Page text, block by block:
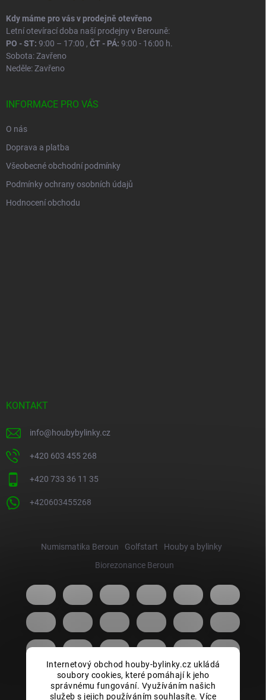
Internetový obchod houby-bylinky.cz ukládá
soubory cookies, které pomáhají k jeho
správnému fungování. Využíváním našich
služeb s jejich používáním souhlasíte. Více
Kdy máme pro vás v prodejně otevřeno
Letní otevírací doba naší prodejny v Berouně:
PO - ST: 9:00 – 17:00 , ČT - PÁ: 9:00 - 16:00 h.
Sobota: Zavřeno
Neděle: Zavřeno
INFORMACE PRO VÁS
O nás
Doprava a platba
Všeobecné obchodní podmínky
Podmínky ochrany osobních údajů
Hodnocení obchodu
KONTAKT
info@houbybylinky.cz
+420 603 455 268
+420 733 36 11 35
+420603455268
Numismatika Beroun Golfstart
Houby a bylinky
Biorezonance Beroun